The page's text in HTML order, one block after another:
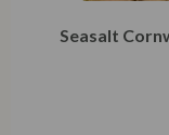
Seasalt